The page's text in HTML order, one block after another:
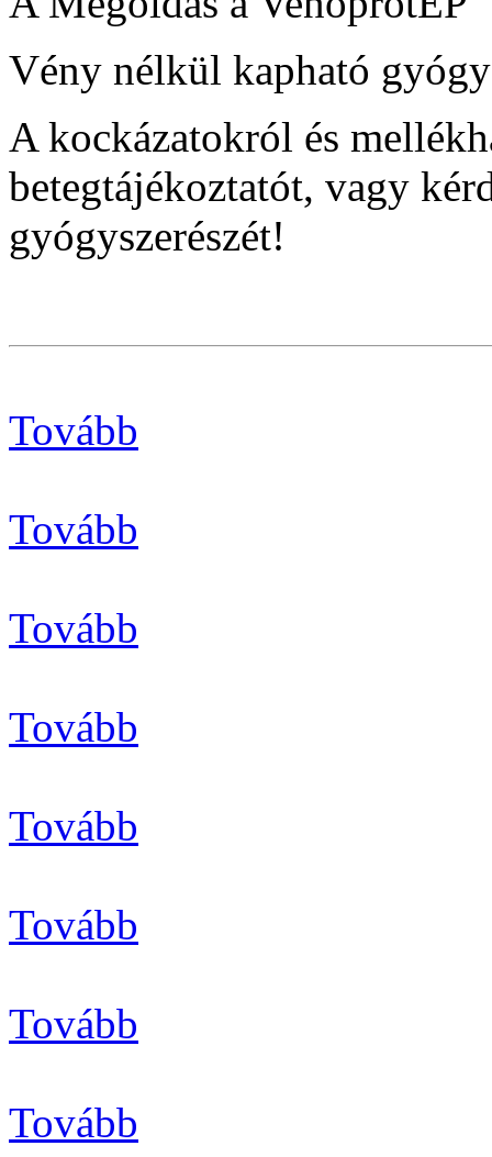
Vény nélkül kapható
A kockázatokról és
betegtájékoztatót, vagy
gyógyszerészét!
Tovább
Tovább
Tovább
Tovább
Tovább
Tovább
Tovább
Tovább